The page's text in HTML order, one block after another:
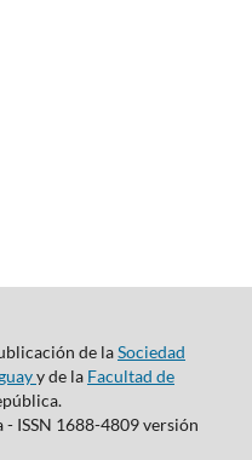
de laSociedad
y de la Facultad de
ISSN 1688-4809 versión